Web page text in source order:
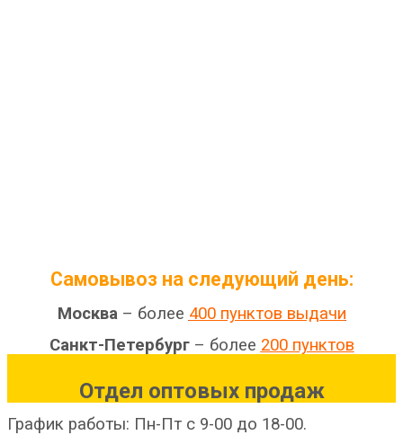
Самовывоз на следующий день:
Москва– более 400 пунктов выдачи
Санкт-Петербург– более 200 пунктов
Отдел оптовых продаж
График работы: Пн-Пт с 9-00 до 18-00.